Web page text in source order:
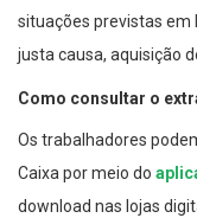
situações previstas em
justa causa, aquisição
Como consultar o
Os trabalhadores
Caixa por meio do
download nas lojas